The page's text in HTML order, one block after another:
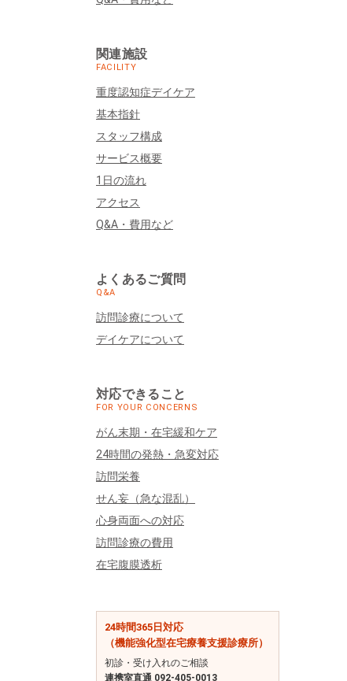
関連施設
FACILITY
重度認知症デイケア
基本指針
スタッフ構成
サービス概要
1日の流れ
アクセス
Q&A・費用など
よくあるご質問
Q&A
訪問診療について
デイケアについて
対応できること
FOR YOUR CONCERNS
がん末期・在宅緩和ケア
24時間の発熱・急変対応
訪問栄養
せん妄（急な混乱）
心身両面への対応
訪問診療の費用
在宅腹膜透析
24時間365日対応
（機能強化型在宅療養支援診療所）
初診・受け入れのご相談
連携室直通 092-405-0013